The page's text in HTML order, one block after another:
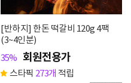
[반하지] 한돈 떡갈비 120g 4팩
(3~4인분)
35% 회원전용가
스타픽 273개 적립